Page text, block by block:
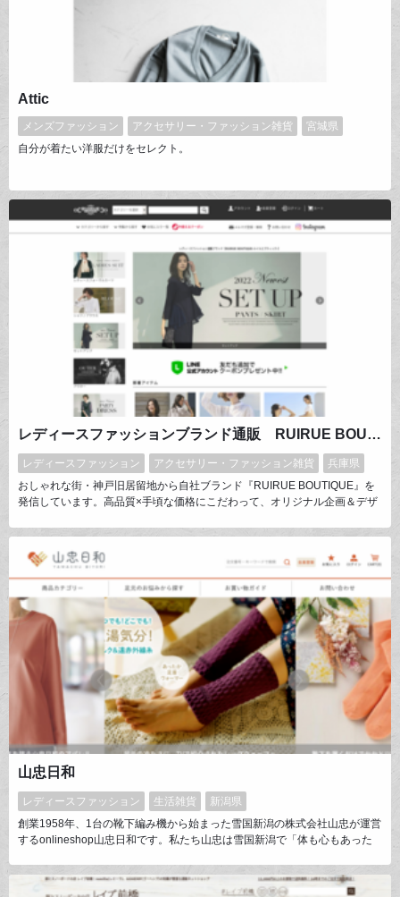
Attic
メンズファッション アクセサリー・ファッション雑貨
宮城県
自分が着たい洋服だけをセレクト。
レディースファッションブランド通販 RUIRUE BOUTIQUE / ルイルエブティック
レディースファッション アクセサリー・ファッション雑貨
兵庫県
おしゃれな街・神戸旧居留地から自社ブランド『RUIRUE BOUTIQUE』を
発信しています。高品質×手頃な価格にこだわって、オリジナル企画＆デザ
上のお洒落が楽しめるお気に入りの１着』をコンセプトに、豊富なラインナ
ップ展開からお客様にぴったりのアイテムを届けられるように心がけていま
す。
山忠日和
レディースファッション 生活雑貨
新潟県
創業1958年、1台の靴下編み機から始まった雪国新潟の株式会社山忠が運営
するonlineshop山忠日和です。私たち山忠は雪国新潟で「体も心もあった
お手伝いを目指しています。